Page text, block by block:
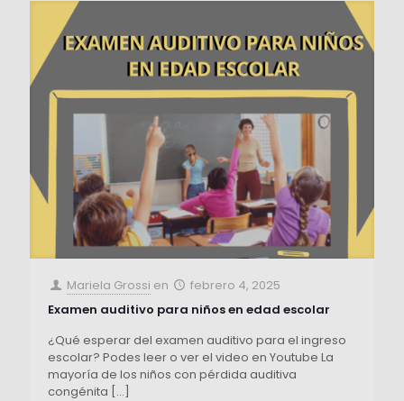
Mariela Grossi en
febrero 4, 2025
Examen auditivo para niños en edad escolar
¿Qué esperar del examen auditivo para el ingreso
escolar? Podes leer o ver el video en Youtube La
mayoría de los niños con pérdida auditiva
congénita […]